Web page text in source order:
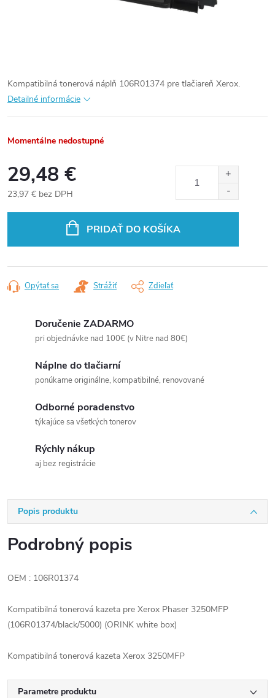
Kompatibilná tonerová náplň 106R01374 pre tlačiareň Xerox.
Detailné informácie
Momentálne nedostupné
29,48 €
23,97 € bez DPH
PRIDAŤ DO KOŠÍKA
Opýtať sa Strážiť Zdieľať
Doručenie ZADARMO
pri objednávke nad 100€ (v Nitre nad 80€)
Náplne do tlačiarní
ponúkame originálne, kompatibilné, renovované
Odborné poradenstvo
týkajúce sa všetkých tonerov
Rýchly nákup
aj bez registrácie
Popis produktu
Podrobný popis
OEM : 106R01374
Kompatibilná tonerová kazeta pre Xerox Phaser 3250MFP
(106R01374/black/5000) (ORINK white box)
Kompatibilná tonerová kazeta Xerox 3250MFP
Parametre produktu